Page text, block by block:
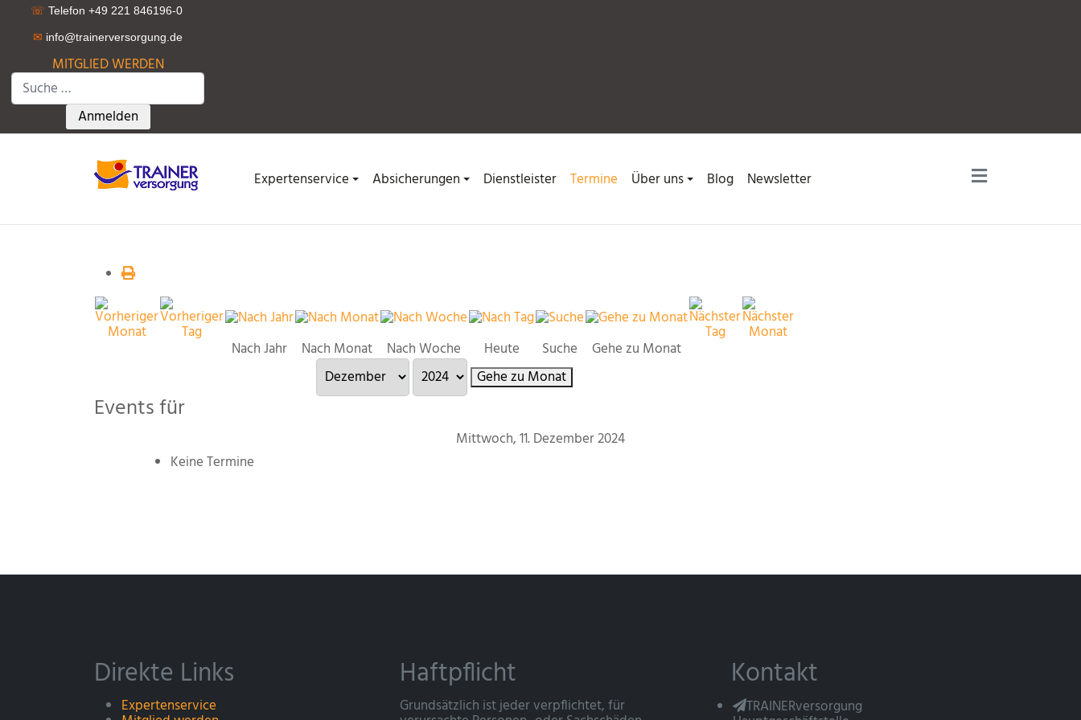
☏ Telefon +49 221 846196-0
✉ info@trainerversorgung.de
MITGLIED WERDEN
Suchen
Type 2 or more characters for results.
Anmelden
Expertenservice Absicherungen Dienstleister Termine Über uns Blog Newsletter
Nach Jahr Nach Monat Nach Woche Heute Suche
Gehe zu Monat
Gehe zu Monat
Events für
Mittwoch, 11. Dezember 2024
Keine Termine
Direkte Links
Expertenservice
Haftpflicht
Grundsätzlich ist jeder verpflichtet, für
Kontakt
TRAINERversorgung